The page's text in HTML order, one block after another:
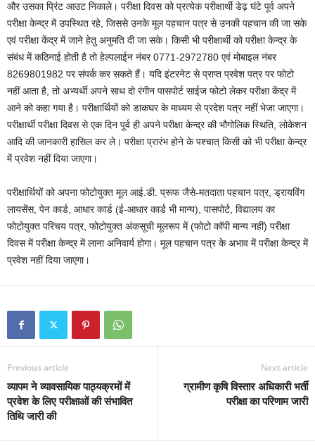
और उसका प्रिंट आउट निकाले। परीक्षा दिवस को प्रत्येक परीक्षार्थी डेढ़ घंटे पूर्व अपने
परीक्षा केन्द्र में उपस्थित रहे, जिससे उनके मूल पहचान पत्र से उनकी पहचान की जा सके
एवं परीक्षा केंद्र में जाने हेतु अनुमति दी जा सके। किसी भी परीक्षार्थी को परीक्षा केन्द्र के
संबंध में कठिनाई होती है तो हेल्पलाईन नंबर 0771-2972780 एवं मोबाइल नंबर
8269801982 पर संपर्क कर सकते हैं। यदि इंटरनेट से प्राप्त प्रवेश पत्र पर फोटो
नहीं आता है, तो अभ्यर्थी अपने साथ दो रंगीन पासपोर्ट साईज फोटो लेकर परीक्षा केंद्र में
आने को कहा गया है। परीक्षार्थियों को डाकघर के माध्यम से प्रदेश पत्र नहीं भेजा जाएगा।
परीक्षार्थी परीक्षा दिवस से एक दिन पूर्व ही अपने परीक्षा केन्द्र की भौगोलिक स्थिति, लोकेशन
आदि की जानकारी हासिल कर ले। परीक्षा प्रारंभ होने के पश्चात् किसी को भी परीक्षा केन्द्र
में प्रवेश नहीं दिया जाएगा।
परीक्षार्थियों को अपना फोटोयुक्त मूल आई.डी. प्रूफ जैसे-मतदाता पहचान पत्र, ड्रायविंग
लायसेंस, पेन कार्ड, आधार कार्ड (ई-आधार कार्ड भी मान्य), पासपोर्ट, विद्यालय का
फोटोयुक्त परिचय पत्र, फोटोयुक्त अंकसूची मूलरूप में (फोटो कॉपी मान्य नहीं) परीक्षा
दिवस में परीक्षा केन्द्र में लाना अनिवार्य होगा। मूल पहचान पत्र के अभाव में परीक्षा केन्द्र में
प्रवेश नहीं दिया जाएगा।
Previous article
व्यापम ने व्यावसायिक पाठ्यक्रमों में
प्रवेश के लिए परीक्षाओं की संभावित
तिथि जारी की
Next article
ग्रामीण कृषि विस्तार अधिकारी भर्ती
परीक्षा का परिणाम जारी